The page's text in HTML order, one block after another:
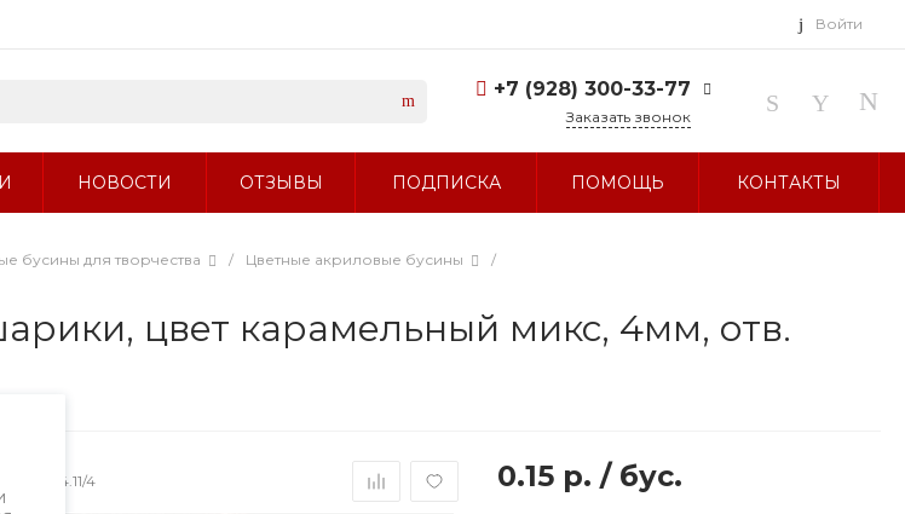
Войти
+7 (928) 300-33-77
г. Ставрополь, ул.
sale@glavbusina.ru
Заказать звонок
НОВОСТИ ОТЗЫВЫ ПОДПИСКА ПОМОЩЬ КОНТАКТЫ
бусины для творчества / Цветные акриловые бусины
/
цвет карамельный микс, 4мм, отв.
1874.11/4 0.15 р./ бус.